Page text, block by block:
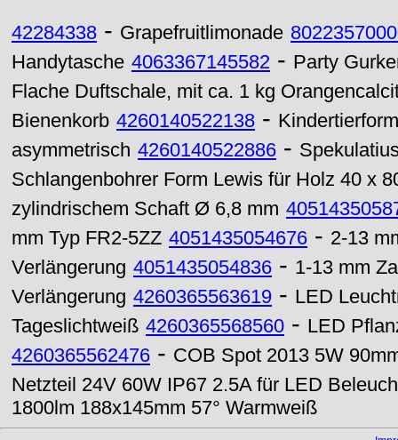
42284338 - Grapefruitlimonade
Handytasche 4063367145582 - Party
Flache Duftschale, mit ca. 1 kg
Bienenkorb 4260140522138 -
asymmetrisch 4260140522886 -
Schlangenbohrer Form Lewis für Holz 40 x
zylindrischem Schaft Ø 6,8 mm
mm Typ FR2-5ZZ 4051435054676 - 2-13
Verlängerung 4051435054836 - 1-13 mm
Verlängerung 4260365563619 - LED
Tageslichtweiß 4260365568560 - LED
4260365562476 - COB Spot 2013 5W
Netzteil 24V 60W IP67 2.5A für LED
1800lm 188x145mm 57° Warmweiß